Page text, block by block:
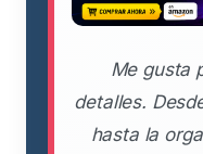
Me gusta
detalles.
hasta la